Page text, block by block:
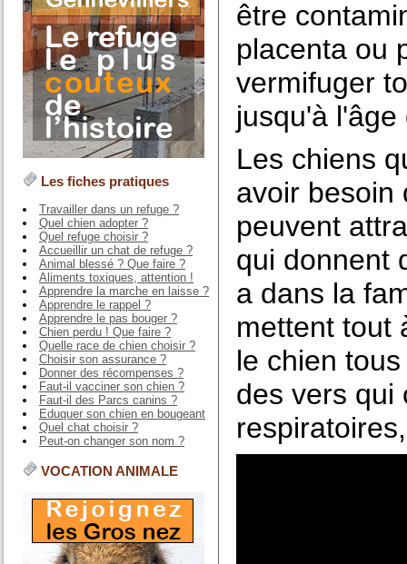
Les fiches pratiques
Travailler dans un refuge ?
Quel chien adopter ?
Quel refuge choisir ?
Accueillir un chat de refuge ?
Animal blessé ? Que faire ?
Aliments toxiques, attention !
Apprendre la marche en laisse ?
Apprendre le rappel ?
Apprendre le pas bouger ?
Chien perdu ! Que faire ?
Quelle race de chien choisir ?
Choisir son assurance ?
Donner des récompenses ?
Faut-il vacciner son chien ?
Faut-il des Parcs canins ?
Eduquer son chien en bougeant
Quel chat choisir ?
Peut-on changer son nom ?
VOCATION ANIMALE
être
placenta ou
vermifuger
jusqu'à
Les chiens
avoir besoin
peuvent
qui donnent
a dans la
mettent tout
le chien
des vers qui